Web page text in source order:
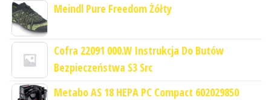
Meindl Pure Freedom Żółty
Cofra 22091 000.W Instrukcja Do Butów
Bezpieczeństwa S3 Src
Metabo AS 18 HEPA PC Compact 602029850